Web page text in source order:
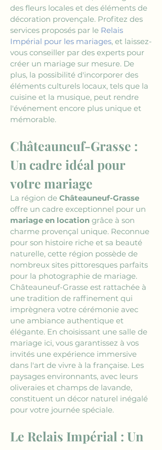
des fleurs locales et des éléments de
décoration provençale. Profitez des
services proposés par le Relais
Impérial pour les mariages, et laissez-
vous conseiller par des experts pour
créer un mariage sur mesure. De
plus, la possibilité d'incorporer des
éléments culturels locaux, tels que la
cuisine et la musique, peut rendre
l'événement encore plus unique et
mémorable.
Châteauneuf-Grasse :
Un cadre idéal pour
votre mariage
La région de Châteauneuf-Grasse
offre un cadre exceptionnel pour un
mariage en location grâce à son
charme provençal unique. Reconnue
pour son histoire riche et sa beauté
naturelle, cette région possède de
nombreux sites pittoresques parfaits
pour la photographie de mariage.
Châteauneuf-Grasse est rattachée à
une tradition de raffinement qui
imprègnera votre cérémonie avec
une ambiance authentique et
élégante. En choisissant une salle de
mariage ici, vous garantissez à vos
invités une expérience immersive
dans l'art de vivre à la française. Les
paysages environnants, avec leurs
oliveraies et champs de lavande,
constituent un décor naturel inégalé
pour votre journée spéciale.
Le Relais Impérial : Un